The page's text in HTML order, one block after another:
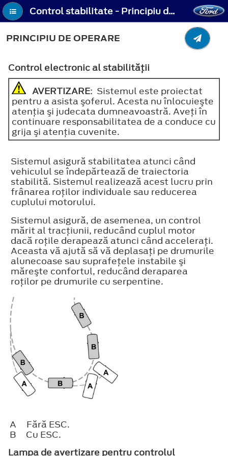
Control stabilitate - Principiu de operare
PRINCIPIU DE OPERARE
Control electronic al stabilităţii
AVERTIZARE: Sistemul este proiectat
pentru a asista şoferul. Acesta nu înlocuieşte
atenţia şi judecata dumneavoastră. Aveţi în
continuare responsabilitatea de a conduce cu
grija şi atenţia cuvenite.
Sistemul asigură stabilitatea atunci când
vehiculul se îndepărtează de traiectoria
stabilită. Sistemul realizează acest lucru prin
frânarea roţilor individuale sau reducerea
cuplului motorului.
Sistemul asigură, de asemenea, un control
mărit al tracţiunii, reducând cuplul motor
dacă roţile derapează atunci când acceleraţi.
Aceasta vă ajută să vă deplasaţi pe drumurile
alunecoase sau suprafeţele instabile şi
măreşte confortul, reducând deraparea
roţilor pe drumurile cu serpentine.
A
Fără ESC.
B
Cu ESC.
Lampa de avertizare pentru controlul